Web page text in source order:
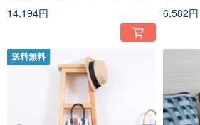
14,194円
6,582円
送料無料